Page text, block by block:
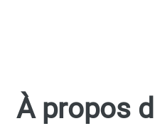
À propos